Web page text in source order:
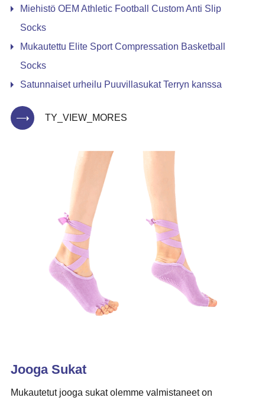
Miehistö OEM Athletic Football Custom Anti Slip
Socks
Mukautettu Elite Sport Compressation Basketball
Socks
Satunnaiset urheilu Puuvillasukat Terryn kanssa
TY_VIEW_MORES
Jooga Sukat
Mukautetut jooga sukat olemme valmistaneet on